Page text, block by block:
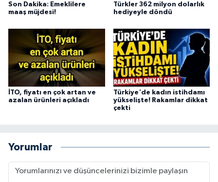
Son Dakika: Emeklilere
maaş müjdesi!
Türkler 362 milyon dolarlık
hediyeyle döndü
İTO, fiyatı en çok artan ve
azalan ürünleri açıkladı
Türkiye'de kadın istihdamı
yükselişte! Rakamlar dikkat
çekti
Yorumlar